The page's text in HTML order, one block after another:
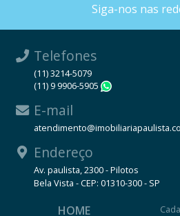
Siga-nos nas
Telefones
(11) 3214-5079
(11) 9 9906-5905
E-mail
Endereço
Av. paulista, 2300 - Pilotos
Bela Vista - CEP: 01310-300 - SP
HOME